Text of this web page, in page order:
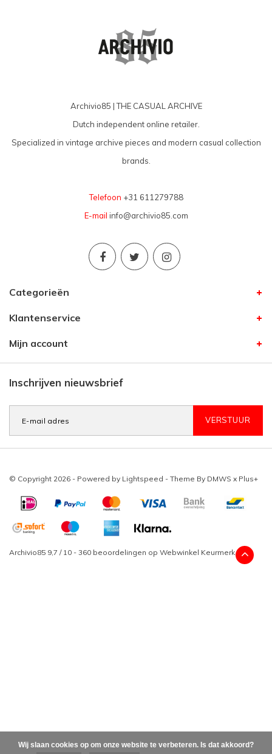
Archivio85 | THE CASUAL ARCHIVE
Dutch independent online retailer.
Specialized in vintage archive pieces and modern casual collection
brands.
Telefoon +31 611279788
E-mail info@archivio85.com
Categorieën
Klantenservice
Mijn account
Inschrijven nieuwsbrief
VERSTUUR
© Copyright 2026 - Powered by Lightspeed - Theme By DMWS x Plus+
Archivio85 9,7 / 10 - 360 beoordelingen op Webwinkel Keurmerk
Wij slaan cookies op om onze website te verbeteren. Is dat akkoord?